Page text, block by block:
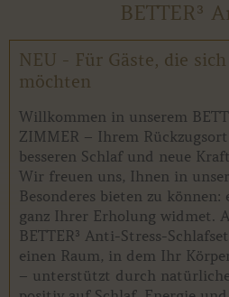
BETTER³
NEU - Für Gäste, die
möchten
Willkommen in unserem
ZIMMER – Ihrem
besseren Schlaf und neue
Wir freuen uns, Ihnen in
Besonderes bieten zu
ganz Ihrer Erholung widmet.
BETTER³ Anti-Stress-
einen Raum, in dem Ihr
– unterstützt durch